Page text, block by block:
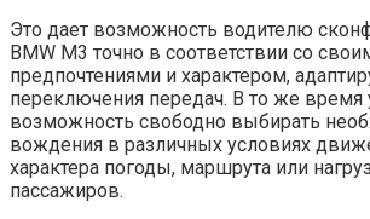
Это дает возможность водителю
BMW M3 точно в соответствии со
предпочтениями и характером,
переключения передач. В то же время
возможность свободно выбирать
вождения в различных условиях
характера погоды, маршрута или
пассажиров.